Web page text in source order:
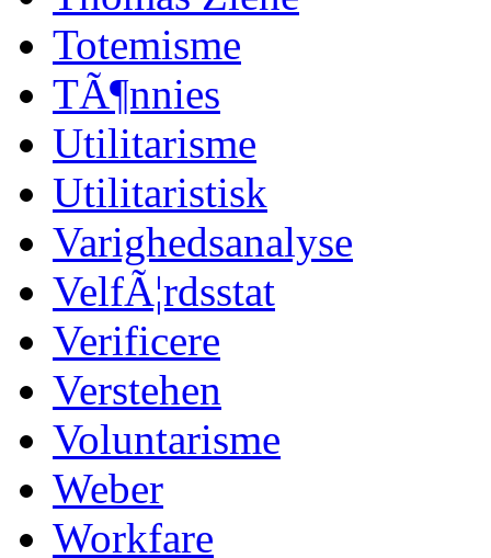
Totemisme
TÃ¶nnies
Utilitarisme
Utilitaristisk
Varighedsanalyse
VelfÃ¦rdsstat
Verificere
Verstehen
Voluntarisme
Weber
Workfare